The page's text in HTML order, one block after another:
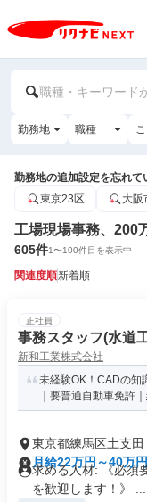
職種・キーワード
勤務地 職種
勤務地の追加設定を忘れて
東京23区
大阪
工場現場事務、200
605件1〜100件目を表示中
関連度順新着順
正社員
事務スタッフ(水道
新和工業株式会社
未経験OK！CADの知
｜要普通自動車免許
東京都練馬区土支田
月給22万円～40万円
求める人材: 《必須
を歓迎します！》 ...